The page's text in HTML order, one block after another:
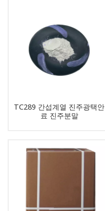
TC289 간섭계열 진주광택안
료 진주분말